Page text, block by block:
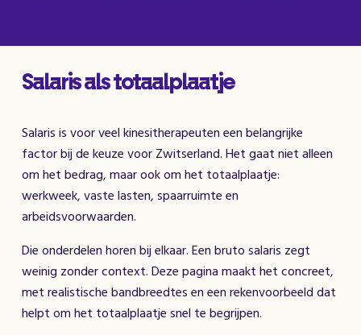
Salaris als totaalplaatje
Salaris is voor veel kinesitherapeuten een belangrijke
factor bij de keuze voor Zwitserland. Het gaat niet alleen
om het bedrag, maar ook om het totaalplaatje:
werkweek, vaste lasten, spaarruimte en
arbeidsvoorwaarden.
Die onderdelen horen bij elkaar. Een bruto salaris zegt
weinig zonder context. Deze pagina maakt het concreet,
met realistische bandbreedtes en een rekenvoorbeeld dat
helpt om het totaalplaatje snel te begrijpen.